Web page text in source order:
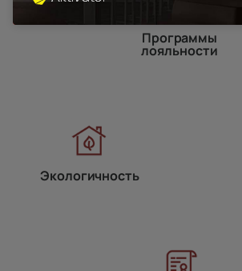
Программы
лояльности
Экологичность